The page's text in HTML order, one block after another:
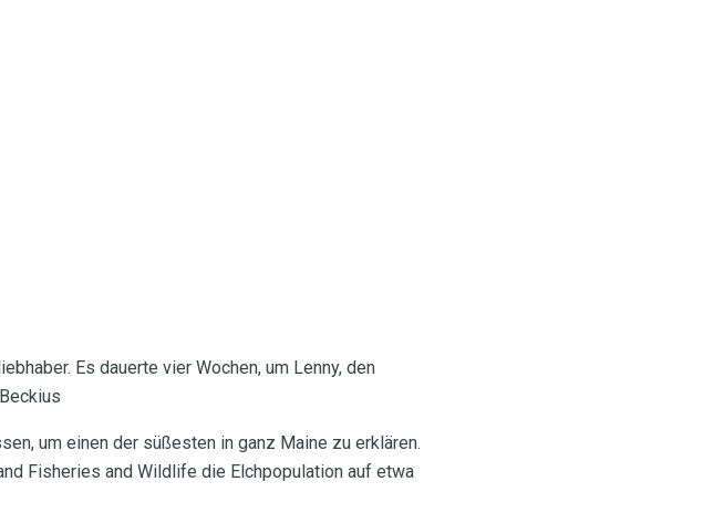
Es dauerte vier Wochen, um Lenny, den
um einen der süßesten in ganz Maine zu erklären.
Fisheries and Wildlife die Elchpopulation auf etwa